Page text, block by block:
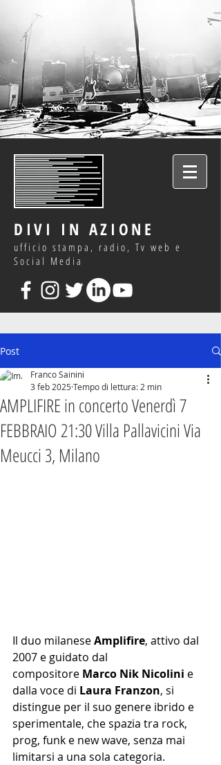
DIVI IN AZIONE
ufficio stampa, radio, Tv web e
Social Media
Post
AMPLIFIRE in concerto Venerdì 7
FEBBRAIO 21:30 Villa Pallavicini Via
Meucci 3, Milano
Franco Sainini
3 feb 2025 Tempo di lettura: 2 min
Il duo milanese Amplifire, attivo dal
2007 e guidato dal
compositore Marco Nik Nicolini e
dalla voce di Laura Franzon, si
distingue per il suo genere ibrido e
sperimentale, che spazia tra rock,
prog, funk e new wave, senza mai
limitarsi a una sola categoria.